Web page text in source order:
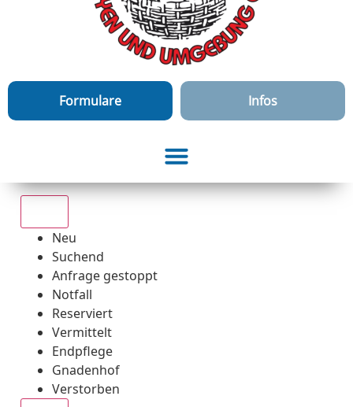
Formulare Infos
Neu
Suchend
Anfrage gestoppt
Notfall
Reserviert
Vermittelt
Endpflege
Gnadenhof
Verstorben